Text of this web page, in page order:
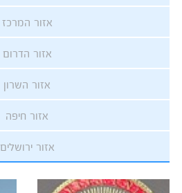
אזור המרכז
אזור הדרום
אזור השרון
אזור חיפה
אזור ירושלים